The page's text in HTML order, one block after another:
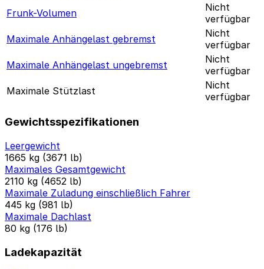
Frunk-Volumen
Nicht
verfügbar
Maximale Anhängelast gebremst
Nicht
verfügbar
Maximale Anhängelast ungebremst
Nicht
verfügbar
Maximale Stützlast
Nicht
verfügbar
Gewichtsspezifikationen
Leergewicht
1665 kg (3671 lb)
Maximales Gesamtgewicht
2110 kg (4652 lb)
Maximale Zuladung einschließlich Fahrer
445 kg (981 lb)
Maximale Dachlast
80 kg (176 lb)
Ladekapazität